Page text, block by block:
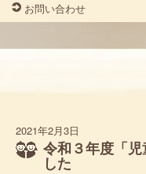
お問い合わせ
2021年2月3日
令和３年度「
した